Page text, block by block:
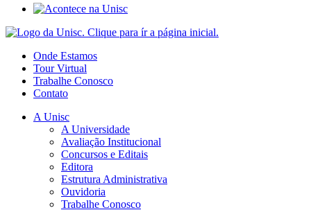
Onde Estamos
Tour Virtual
Trabalhe Conosco
Contato
A Unisc
A Universidade
Avaliação Institucional
Concursos e Editais
Editora
Estrutura Administrativa
Ouvidoria
Trabalhe Conosco